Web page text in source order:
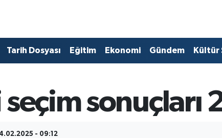
Tarih Dosyası Eğitim Ekonomi Gündem Kültür
sonuçları
- 09:12